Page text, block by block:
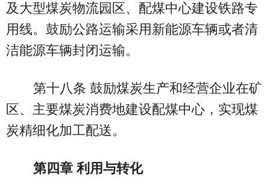
及大型煤炭物流园区、配煤中心建设铁路专
用线。鼓励公路运输采用新能源车辆或者清
洁能源车辆封闭运输。
第十八条 鼓励煤炭生产和经营企业在矿
区、主要煤炭消费地建设配煤中心，实现煤
炭精细化加工配送。
第四章 利用与转化